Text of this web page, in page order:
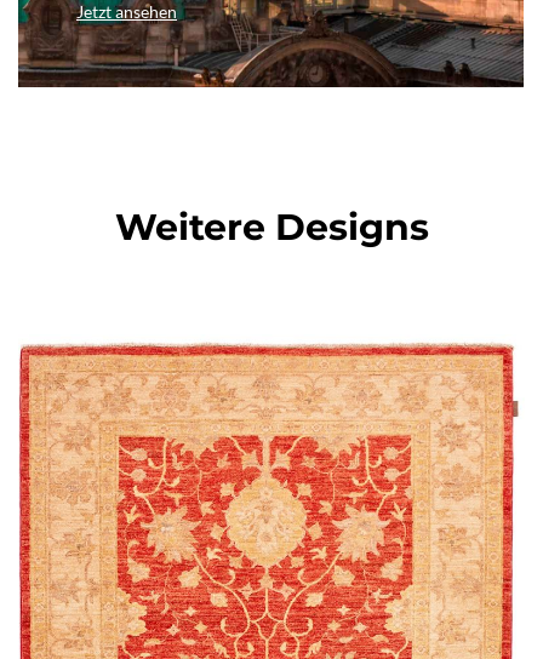
Jetzt ansehen
Weitere Designs